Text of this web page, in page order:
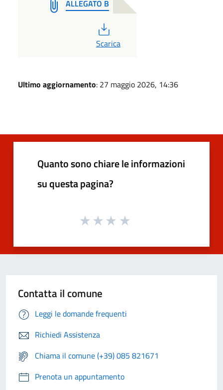
ALLEGATO B
PDF
Scarica
Ultimo aggiornamento: 27 maggio 2026, 14:36
Quanto sono chiare le informazioni
su questa pagina?
Contatta il comune
Leggi le domande frequenti
Richiedi Assistenza
Chiama il comune (+39) 085 821671
Prenota un appuntamento